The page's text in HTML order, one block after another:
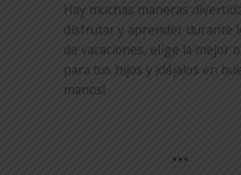
Hay muchas maneras
disfrutar y aprender durante
de vacaciones, elige la mejor
para tus hijos y ¡déjalos en
manos!
***